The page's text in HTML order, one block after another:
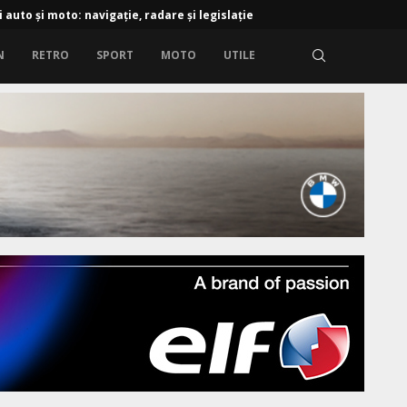
auto și moto: navigație, radare și legislație
RETRO SPORT MOTO UTILE